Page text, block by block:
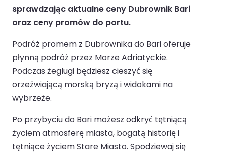
sprawdzając aktualne ceny Dubrownik Bari
oraz ceny promów do portu.
Podróż promem z Dubrownika do Bari oferuje
płynną podróż przez Morze Adriatyckie.
Podczas żeglugi będziesz cieszyć się
orzeźwiającą morską bryzą i widokami na
wybrzeże.
Po przybyciu do Bari możesz odkryć tętniącą
życiem atmosferę miasta, bogatą historię i
tętniące życiem Stare Miasto. Spodziewaj się